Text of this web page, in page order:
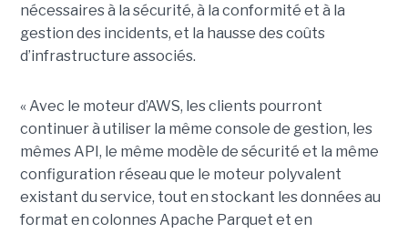
nécessaires à la sécurité, à la conformité et à la
gestion des incidents, et la hausse des coûts
d’infrastructure associés.
« Avec le moteur d’AWS, les clients pourront
continuer à utiliser la même console de gestion, les
mêmes API, le même modèle de sécurité et la même
configuration réseau que le moteur polyvalent
existant du service, tout en stockant les données au
format en colonnes Apache Parquet et en